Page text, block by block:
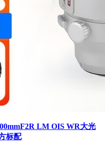
LM OIS WR大光
标配